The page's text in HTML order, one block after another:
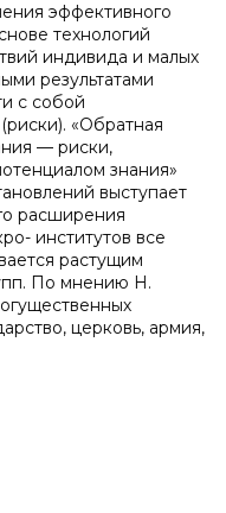
эффективного
технологий
индивида и малых
результатами
с собой
«Обратная
— риски,
знания»
выступает
расширения
институтов все
растущим
По мнению Н.
церковь, армия,